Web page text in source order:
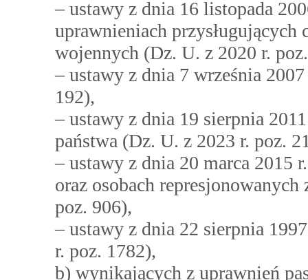
– ustawy z dnia 16 listopada
uprawnieniach
wojennych (Dz. U. z 2020 r.
– ustawy z dnia 7 września
192),
– ustawy z dnia 19 sierpnia
państwa (Dz. U. z 2023 r. poz.
– ustawy z dnia 20 marca 2015
oraz osobach
poz. 906),
– ustawy z dnia 22 sierpnia
r. poz. 1782),
b) wynikających z uprawnień